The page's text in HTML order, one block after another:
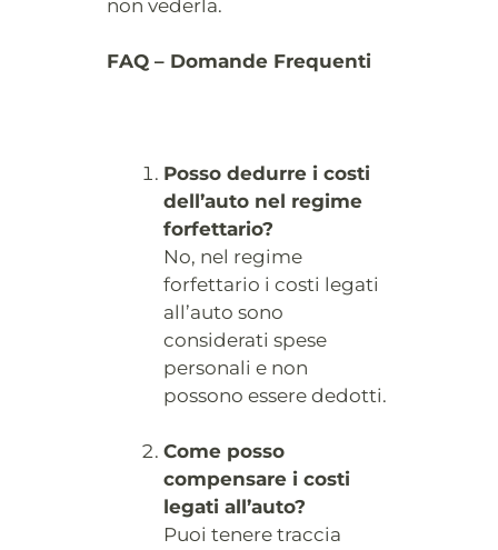
non vederla.
FAQ – Domande Frequenti
Posso dedurre i costi
dell’auto nel regime
forfettario?
No, nel regime
forfettario i costi legati
all’auto sono
considerati spese
personali e non
possono essere dedotti.
Come posso
compensare i costi
legati all’auto?
Puoi tenere traccia